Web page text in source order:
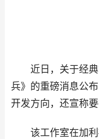
近日，关于经典
兵》的重磅消息公
开发方向，还宣称
该工作室在加利